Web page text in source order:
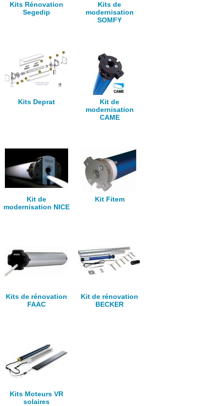
Kits Rénovation
Segedip
Kits de
modernisation
SOMFY
Kits Deprat
Kit de
modernisation
CAME
Kit de
modernisation NICE
Kit Fitem
Kits de rénovation
FAAC
Kit de rénovation
BECKER
Kits Moteurs VR
solaires